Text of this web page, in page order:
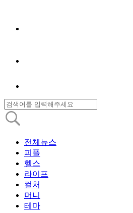
전체뉴스
피플
헬스
라이프
컬처
머니
테마